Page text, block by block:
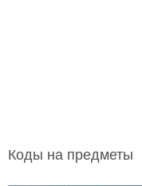
Коды на предметы